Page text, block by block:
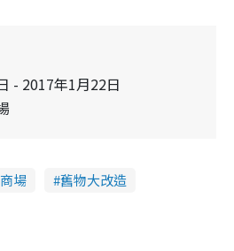
- 2017年1月22日
場
舊物大改造